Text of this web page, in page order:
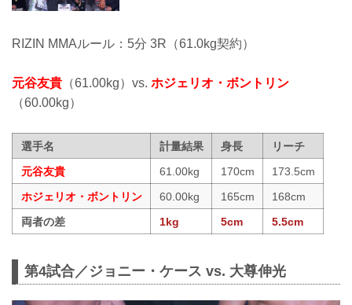
RIZIN MMAルール：5分 3R（61.0kg契約）
元谷友貴 （61.00kg）vs. ホジェリオ・ボントリン
（60.00kg）
選手名 計量結果 身長
リーチ
元谷友貴
61.00kg 170cm
173.5cm
ホジェリオ・ボントリン
60.00kg 165cm
168cm
両者の差
1kg 5cm 5.5cm
第4試合／ジョニー・ケース vs. 大尊伸光